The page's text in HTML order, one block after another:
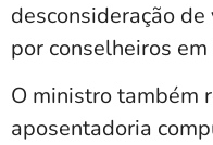
desconsideração
por conselheiros
O ministro também
aposentadoria